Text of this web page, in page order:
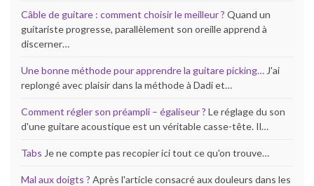
Câble de guitare : comment choisir le meilleur ? Quand un
guitariste progresse, parallèlement son oreille apprend à
discerner…
Une bonne méthode pour apprendre la guitare picking… J'ai
replongé avec plaisir dans la méthode à Dadi et…
Comment régler son préampli – égaliseur ? Le réglage du son
d'une guitare acoustique est un véritable casse-tête. Il…
Tabs Je ne compte pas recopier ici tout ce qu'on trouve…
Mal aux doigts ? Après l'article consacré aux douleurs dans les